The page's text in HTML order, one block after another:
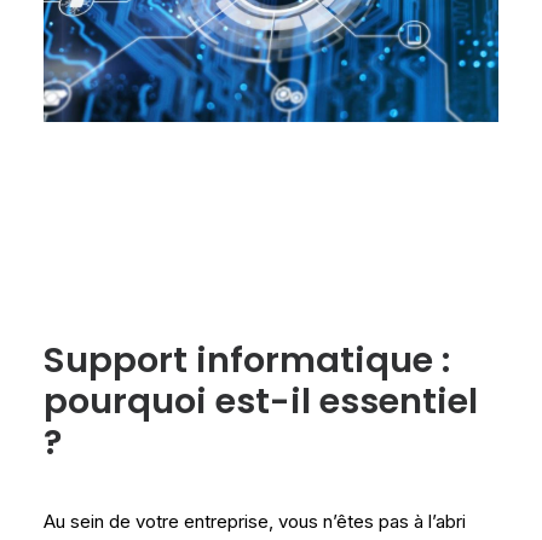
Support informatique :
pourquoi est-il essentiel
?
Au sein de votre entreprise, vous n’êtes pas à l’abri